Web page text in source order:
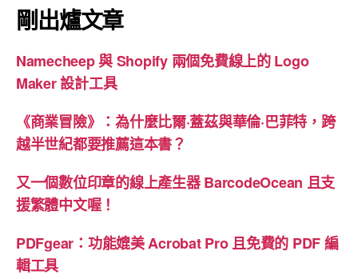
啟
動”
剛出爐文章
Namecheep 與 Shopify 兩個免費線上的 Logo
Maker 設計工具
《商業冒險》：為什麼比爾·蓋茲與華倫·巴菲特，跨
越半世紀都要推薦這本書？
又一個數位印章的線上產生器 BarcodeOcean 且支
援繁體中文喔！
PDFgear：功能媲美 Acrobat Pro 且免費的 PDF 編
輯工具